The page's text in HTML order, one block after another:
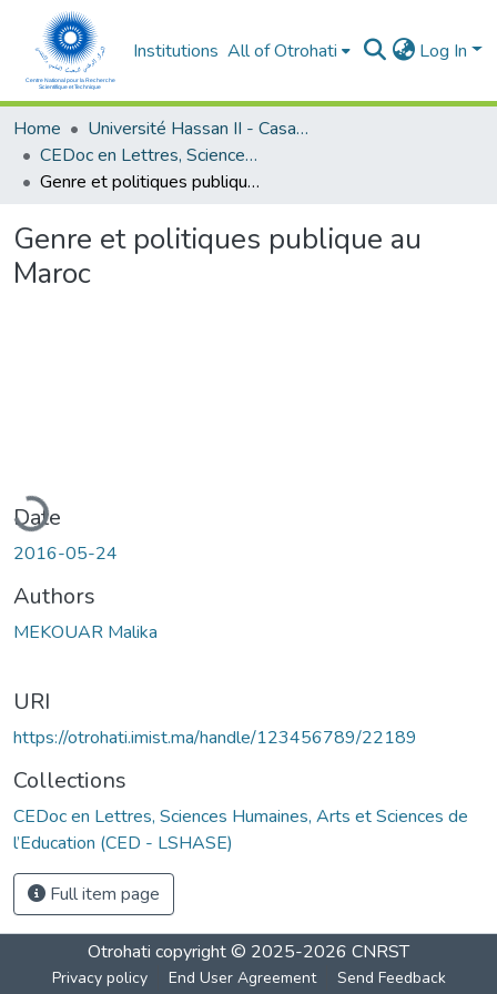
Institutions All of Otrohati Log In
Home
Université Hassan II - Casablanca
CEDoc en Lettres, Sciences Humaines, Arts et Sciences de l’Education (CED - LSHASE)
Genre et politiques publique au Maroc
Genre et politiques publique au
Maroc
Date
2016-05-24
Authors
MEKOUAR Malika
URI
https://otrohati.imist.ma/handle/123456789/22189
Collections
CEDoc en Lettres, Sciences Humaines, Arts et Sciences de
l’Education (CED - LSHASE)
Full item page
Otrohati copyright © 2025-2026 CNRST
Privacy policy End User Agreement Send Feedback